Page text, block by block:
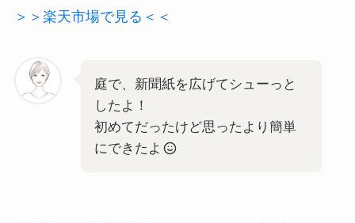
＞＞楽天市場で見る＜＜
庭で、新聞紙を広げてシューっと
したよ！
初めてだったけど思ったより簡単
にできたよ